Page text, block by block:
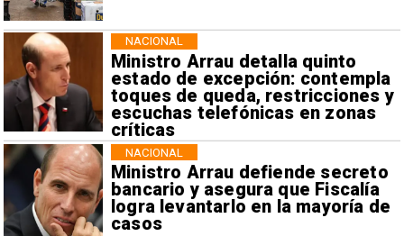
Ministro Arrau detalla quinto
estado de excepción: contempla
toques de queda, restricciones y
escuchas telefónicas en zonas
críticas
NACIONAL
Ministro Arrau defiende secreto
bancario y asegura que Fiscalía
logra levantarlo en la mayoría de
casos
NACIONAL